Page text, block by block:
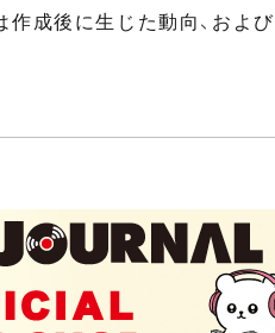
成後に生じた動向、およ